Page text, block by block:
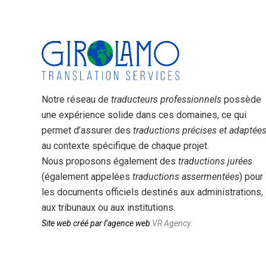
Notre réseau de traducteurs professionnels possède
une expérience solide dans ces domaines, ce qui
permet d’assurer des traductions précises et adaptées
au contexte spécifique de chaque projet.
Nous proposons également des traductions jurées
(également appelées traductions assermentées) pour
les documents officiels destinés aux administrations,
aux tribunaux ou aux institutions.
Site web créé par l’agence web VR Agency.